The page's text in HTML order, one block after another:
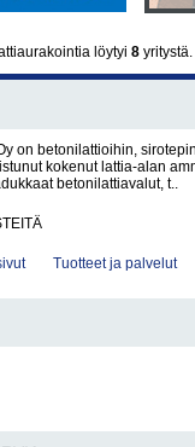
löytyi 8 yritystä.
on betonilattioihin,
kokenut lattia-alan
betonilattiavalut, t..
Tuotteet ja palvelut